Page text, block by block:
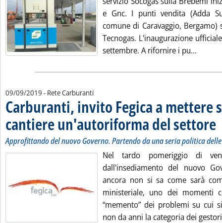
e Gnc. I punti vendita (Adda
comune di Caravaggio,
Tecnogas. L'inaugurazione
settembre. A rifornire i pu...
09/09/2019 - Rete Carburanti
Carburanti, invito Fegica a mettere
cantiere un'autoriforma del settore
Approfittando del nuovo Governo. Partendo da una seria politica
Nel tardo pomeriggio di
dall'insediamento del nuovo
ancora non si sa come sarà
ministeriale, uno dei momenti
“memento” dei problemi su cui
non da anni la categoria dei